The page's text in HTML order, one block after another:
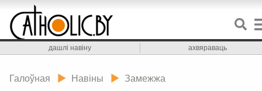
дашлі навіну ахвяраваць
Галоўная Навіны Замежжа